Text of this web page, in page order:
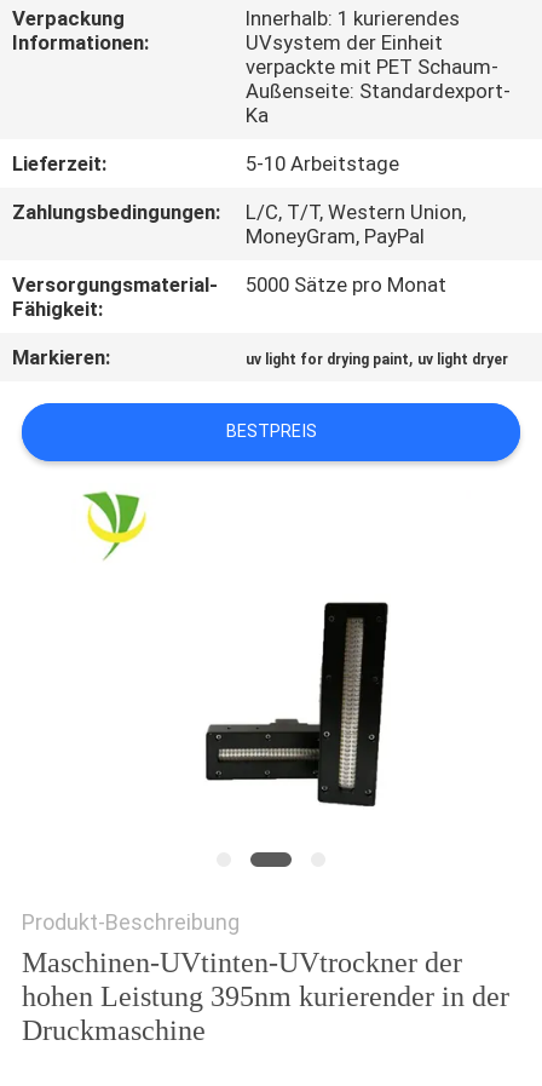
UNS
NACHRICHTEN
FORDERN
SIE
EIN
ZITAT
SITEMAP
PRIVACY
Verpackung
Informationen:
Innerhalb: 1 kurierendes
UVsystem der Einheit
verpackte mit PET Schaum-
Außenseite: Standardexport-
Ka
Lieferzeit:
5-10 Arbeitstage
Zahlungsbedingungen:
L/C, T/T, Western Union,
MoneyGram, PayPal
Versorgungsmaterial-
Fähigkeit:
5000 Sätze pro Monat
Markieren: uv light for drying paint, uv light dryer
BESTPREIS
Produkt-Beschreibung
Maschinen-UVtinten-UVtrockner der
hohen Leistung 395nm kurierender in der
Druckmaschine